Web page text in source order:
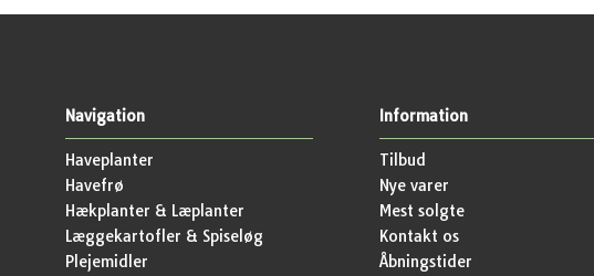
Navigation
Haveplanter
Havefrø
Hækplanter & Læplanter
Læggekartofler & Spiseløg
Plejemidler
Information
Tilbud
Nye varer
Mest solgte
Kontakt os
Åbningstider